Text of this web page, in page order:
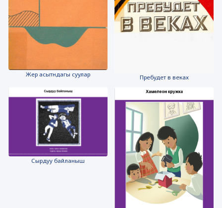
Жер асытндагы суулар Пребудет в веках
Сырдуу байланыш